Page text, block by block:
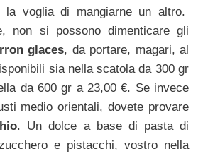
voglia di mangiarne un altro.
non si possono dimenticare gli
glaces, da portare, magari, al
sia nella scatola da 300 gr
da 600 gr a 23,00 €. Se invece
medio orientali, dovete provare
. Un dolce a base di pasta di
e pistacchi, vostro nella